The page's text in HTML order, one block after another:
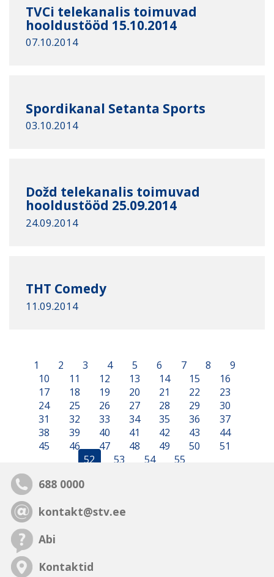
TVCi telekanalis toimuvad
hooldustööd 15.10.2014
07.10.2014
Spordikanal Setanta Sports
03.10.2014
Dožd telekanalis toimuvad
hooldustööd 25.09.2014
24.09.2014
ТHТ Comedy
11.09.2014
1 2 3 4 5 6 7 8
9
10
11 12 13 14 15
16
17
18 19 20 21 22
23
24
25 26 27 28 29
30
31
32 33 34 35 36
37
38
39 40 41 42 43
44
45
46 47 48 49 50
51
52
53 54 55
688 0000
kontakt@stv.ee
Abi
Kontaktid